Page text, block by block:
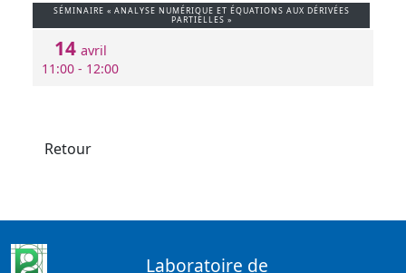
SÉMINAIRE « ANALYSE NUMÉRIQUE ET ÉQUATIONS AUX DÉRIVÉES
PARTIELLES »
14 avril
11:00 - 12:00
Retour
Laboratoire de